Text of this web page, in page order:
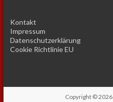
Kontakt
Impressum
Datenschutzerklärung
Cookie Richtlinie EU
Copyright © 2026